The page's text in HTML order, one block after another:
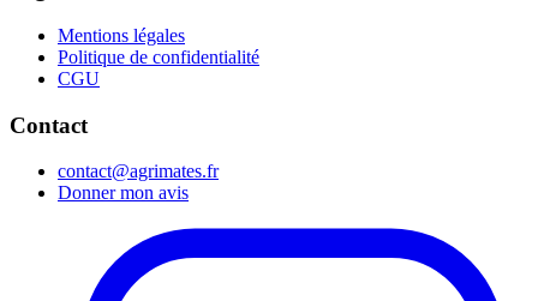
Mentions légales
Politique de confidentialité
CGU
Contact
contact@agrimates.fr
Donner mon avis